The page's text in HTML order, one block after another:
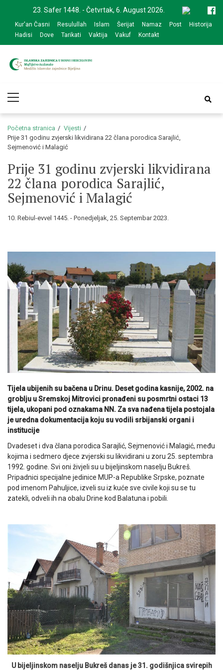
navigation
content
23. Safer 1448. - Četvrtak, 6. August 2026.
Kur'an Časni Resulullah Islam Šerijat Namaz Post
Historija
Hadisi
Dove Tarikati Vaktija Vakuf Kontakt
zajednice Bijeljina
Menu
Početna stranica
Vijesti
Prije 31 godinu zvjerski likvidirana 22 člana porodica Sarajlić,
Sejmenović i Malagić
Prije 31 godinu zvjerski likvidirana
22 člana porodica Sarajlić,
Sejmenović i Malagić
10. Rebiul-evvel 1445. - Ponedjeljak, 25. Septembar 2023.
Tijela ubijenih su bačena u Drinu. Deset godina kasnije, 2002. na
groblju u Sremskoj Mitrovici pronađeni su posmrtni ostaci 13
tijela, ukopani pod oznakama NN. Za sva nađena tijela postojala
je uredna dokumentacija koju su vodili srbijanski organi i
institucije
Dvadeset i dva člana porodica Sarajlić, Sejmenović i Malagić, među
kojima i sedmero djece zvjerski su likvidirani u zoru 25. septembra
1992. godine. Svi oni živjeli su u bijeljinskom naselju Bukreš.
Pripadnici specijalne jedinice MUP-a Republike Srpske, poznate
pod imenom Pahuljice, izveli su iz kuće sve civile koji su se tu
zatekli, odveli ih na obalu Drine kod Balatuna i pobili.
U bijeljinskom naselju Bukreš danas je 31. godišnjica svirepih